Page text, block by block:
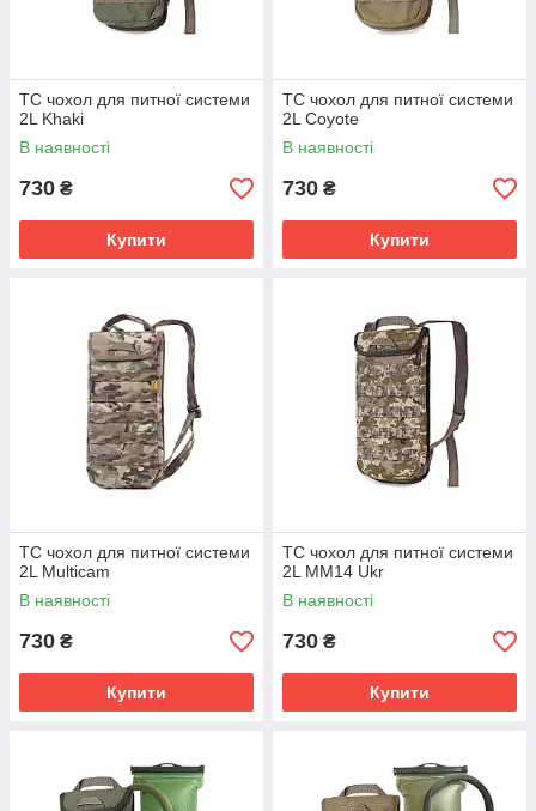
ТС чохол для питної системи
2L Khaki
В наявності
730 ₴
Купити
ТС чохол для питної системи
2L Coyote
В наявності
730 ₴
Купити
ТС чохол для питної системи
2L Multicam
В наявності
730 ₴
Купити
ТС чохол для питної системи
2L MM14 Ukr
В наявності
730 ₴
Купити